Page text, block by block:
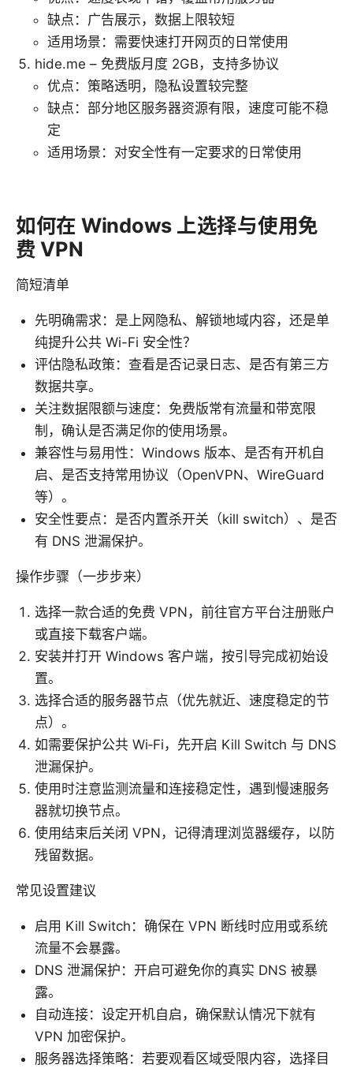
缺点：广告展示，数据上限较短
适用场景：需要快速打开网页的日常使用
hide.me – 免费版月度 2GB，支持多协议
优点：策略透明，隐私设置较完整
缺点：部分地区服务器资源有限，速度可能不稳
定
适用场景：对安全性有一定要求的日常使用
如何在 Windows 上选择与使用免
费 VPN
简短清单
先明确需求：是上网隐私、解锁地域内容，还是单
纯提升公共 Wi-Fi 安全性？
评估隐私政策：查看是否记录日志、是否有第三方
数据共享。
关注数据限额与速度：免费版常有流量和带宽限
制，确认是否满足你的使用场景。
兼容性与易用性：Windows 版本、是否有开机自
启、是否支持常用协议（OpenVPN、WireGuard
等）。
安全性要点：是否内置杀开关（kill switch）、是否
有 DNS 泄漏保护。
操作步骤（一步步来）
选择一款合适的免费 VPN，前往官方平台注册账户
或直接下载客户端。
安装并打开 Windows 客户端，按引导完成初始设
置。
选择合适的服务器节点（优先就近、速度稳定的节
点）。
如需要保护公共 Wi‑Fi，先开启 Kill Switch 与 DNS
泄漏保护。
使用时注意监测流量和连接稳定性，遇到慢速服务
器就切换节点。
使用结束后关闭 VPN，记得清理浏览器缓存，以防
残留数据。
常见设置建议
启用 Kill Switch：确保在 VPN 断线时应用或系统
流量不会暴露。
DNS 泄漏保护：开启可避免你的真实 DNS 被暴
露。
自动连接：设定开机自启，确保默认情况下就有
VPN 加密保护。
服务器选择策略：若要观看区域受限内容，选择目